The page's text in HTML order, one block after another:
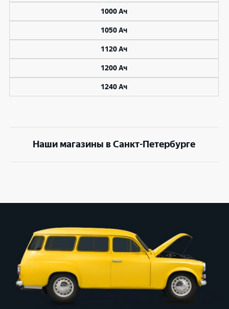
1000 Ач
1050 Ач
1120 Ач
1200 Ач
1240 Ач
Наши магазины в Санкт-Петербурге